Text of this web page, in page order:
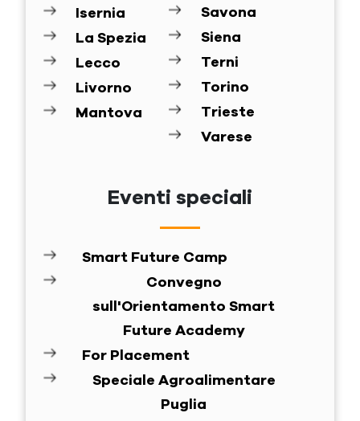
Isernia
La Spezia
Lecco
Livorno
Mantova
Savona
Siena
Terni
Torino
Trieste
Varese
Eventi speciali
Smart Future Camp
Convegno
sull'Orientamento Smart
Future Academy
For Placement
Speciale Agroalimentare
Puglia